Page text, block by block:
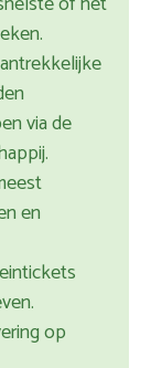
via de
en
op